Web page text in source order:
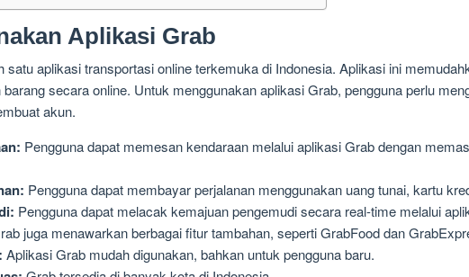
Aplikasi Grab
satu aplikasi transportasi online terkemuka di Indonesia. Aplikasi ini
secara online. Untuk menggunakan aplikasi Grab, pengguna perlu
akun.
Pengguna dapat memesan kendaraan melalui aplikasi Grab dengan
Pengguna dapat membayar perjalanan menggunakan uang tunai, kartu
Pengguna dapat melacak kemajuan pengemudi secara real-time melalui
juga menawarkan berbagai fitur tambahan, seperti GrabFood dan
Aplikasi Grab mudah digunakan, bahkan untuk pengguna baru.